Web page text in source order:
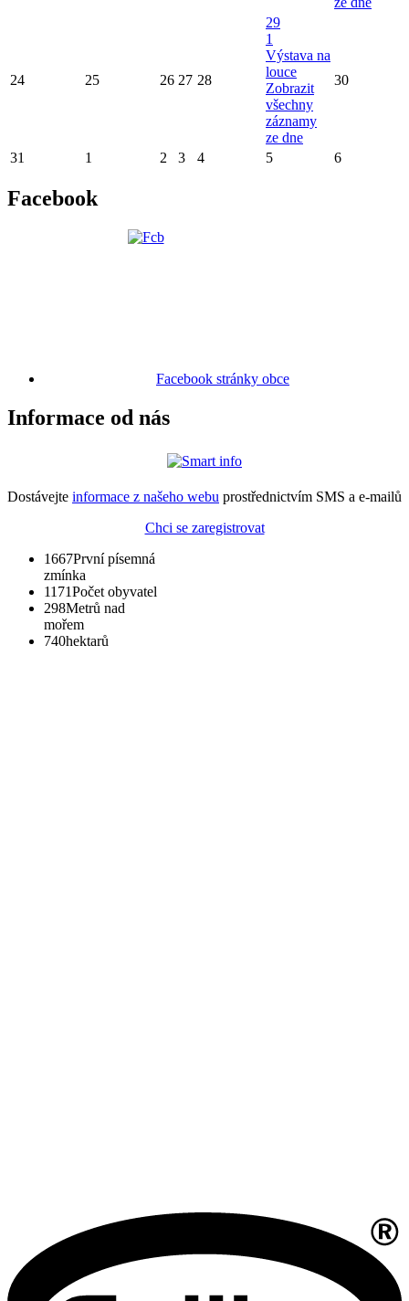
24 25 26 27 28
29
1
Výstava na
louce
Zobrazit
všechny
záznamy
ze dne
30
31 1 2 3 4 5 6
Facebook
Facebook stránky obce
Informace od nás
Dostávejte informace z našeho webu prostřednictvím SMS a e-mailů
Chci se zaregistrovat
1667První písemná
zmínka
1171Počet obyvatel
298Metrů nad
mořem
740hektarů